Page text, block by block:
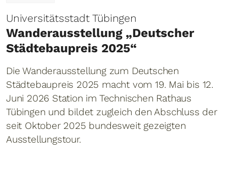
Universitätsstadt Tübingen
Wanderausstellung „Deutscher
Städtebaupreis 2025“
Die Wanderausstellung zum Deutschen
Städtebaupreis 2025 macht vom 19. Mai bis 12.
Juni 2026 Station im Technischen Rathaus
Tübingen und bildet zugleich den Abschluss der
seit Oktober 2025 bundesweit gezeigten
Ausstellungstour.